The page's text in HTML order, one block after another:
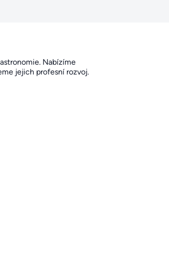
Nabízíme
jejich profesní rozvoj.